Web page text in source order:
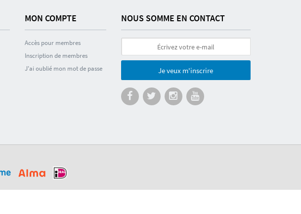
MON COMPTE
Accès pour membres
Inscription de membres
J'ai oublié mon mot de passe
NOUS SOMME EN CONTACT
Je veux m'inscrire